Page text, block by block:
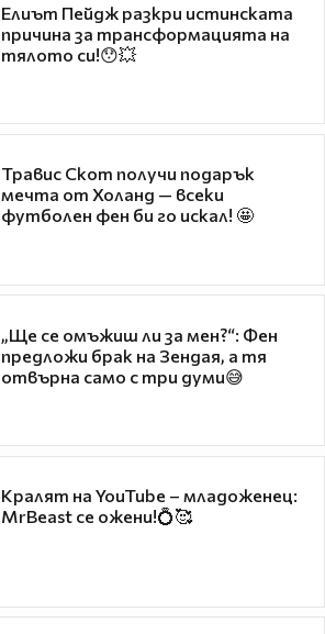
Елиът Пейдж разкри истинската
причина за трансформацията на
тялото си!😯💥
Травис Скот получи подарък
мечта от Холанд — всеки
футболен фен би го искал! 🤩
„Ще се омъжиш ли за мен?“: Фен
предложи брак на Зендая, а тя
отвърна само с три думи😅
Кралят на YouTube – младоженец:
MrBeast се ожени!💍🥰